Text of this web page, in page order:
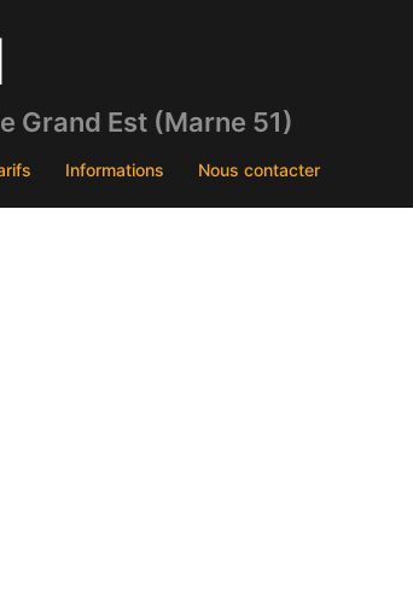
Grand Est (Marne 51)
Informations Nous contacter